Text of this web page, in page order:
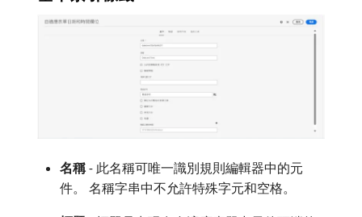
名稱- 此名稱可唯一識別規則編輯器中的元
件。 名稱字串中不允許特殊字元和空格。